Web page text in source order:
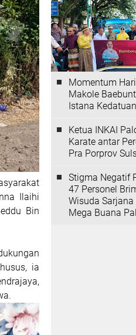
Ilaihi
Bin
ia
Momentum
Makole
Istana Kedatuan
Ketua INKAI
Karate antar
Pra Porprov
Stigma Negatif
47 Personel
Wisuda
Mega Buana